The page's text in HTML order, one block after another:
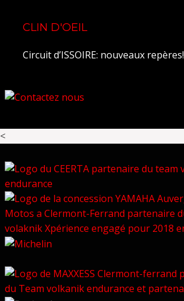
CLIN D'OEIL
Circuit d’ISSOIRE: nouveaux repères!
<